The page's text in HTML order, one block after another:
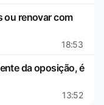
ou renovar com
18:53
da oposição, é
13:52